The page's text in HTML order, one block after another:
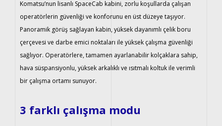
Komatsu’nun lisanlı SpaceCab kabini, zorlu koşullarda çalışan
operatörlerin güvenliği ve konforunu en üst düzeye taşıyor.
Panoramik görüş sağlayan kabin, yüksek dayanımlı çelik boru
çerçevesi ve darbe emici noktaları ile yüksek çalışma güvenliği
sağlıyor. Operatörlere, tamamen ayarlanabilir kolçaklara sahip,
hava süspansiyonlu, yüksek arkalıklı ve ısıtmalı koltuk ile verimli
bir çalışma ortamı sunuyor.
3 farklı çalışma modu